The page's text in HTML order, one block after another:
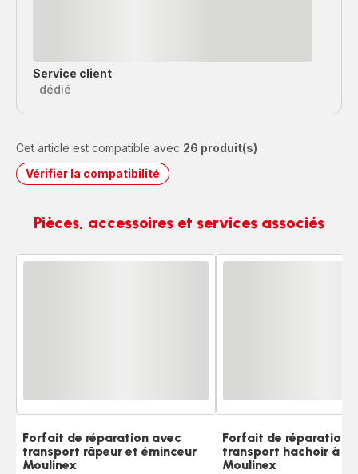
Service client
dédié
Cet article est compatible avec 26 produit(s)
Vérifier la compatibilité
Pièces, accessoires et services associés
Forfait de réparation avec
transport râpeur et éminceur
Moulinex
Forfait de réparation
transport hachoir à
Moulinex